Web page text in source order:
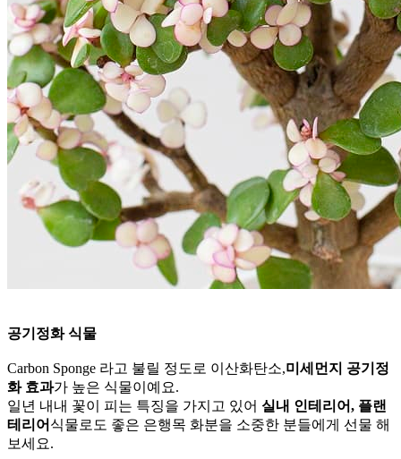
공기정화 식물
Carbon Sponge 라고 불릴 정도로 이산화탄소,미세먼지 공기정
화 효과가 높은 식물이예요.
일년 내내 꽃이 피는 특징을 가지고 있어 실내 인테리어, 플랜
테리어 식물로도 좋은 은행목 화분을 소중한 분들에게 선물 해
보세요.